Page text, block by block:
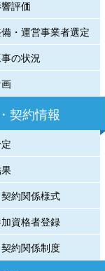
評価
・運営事業者選定
の状況
契約情報
契約関係様式
加資格者登録
契約関係制度